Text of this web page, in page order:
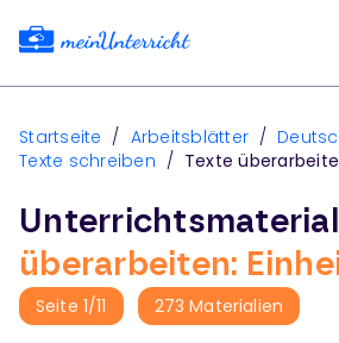
Startseite / Arbeitsblätter /
Texte schreiben / Texte
überarbeiten:
Seite 1/11 273 Materialien